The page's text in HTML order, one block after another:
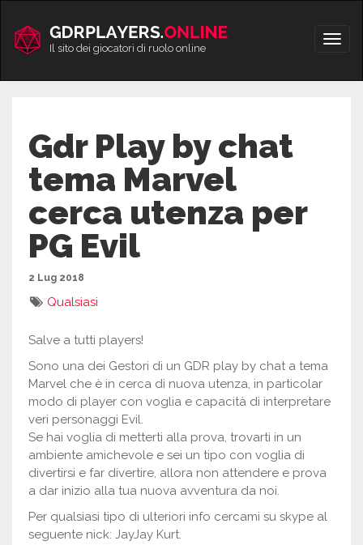
contenuto
Apri/
Il sito dei giocatori di ruolo online
Gdr Play by chat
tema Marvel
cerca utenza per
PG Evil
2 Lug 2018
Qualsiasi
Salve a tutti players!
Sono una dei Gestori di un GDR play by chat a tema
Marvel che è in cerca di nuova utenza, in particolar
modo di player con voglia e capacità di interpretare
veri personaggi Evil.
Se hai voglia di metterti alla prova, trovarti in un
ambiente amichevole e sei un tipo con voglia di
divertirsi e far divertire, allora non attendere e prova
a dar inizio alla tua nuova avventura da noi.
Per qualsiasi tipo di ulteriori info cercami su skype al
seguente nick: JayJay Kurt.